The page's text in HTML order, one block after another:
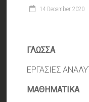
14 December 2020
ΓΛΩΣΣΑ
ΕΡΓΑΣΙΕΣ
ΜΑΘΗΜΑΤΙΚΑ